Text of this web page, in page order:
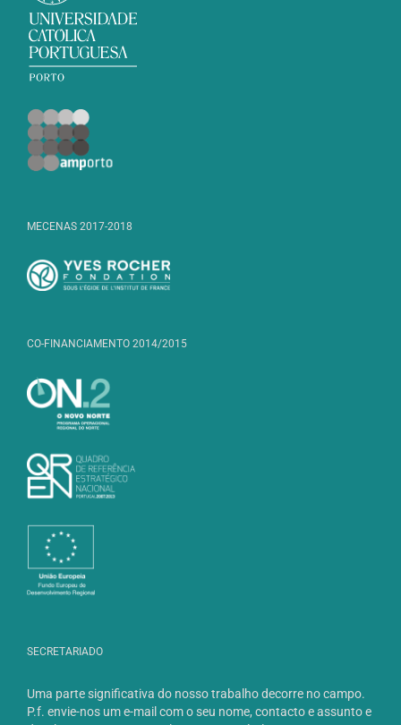
MECENAS 2017-2018
CO-FINANCIAMENTO 2014/2015
SECRETARIADO
Uma parte significativa do nosso trabalho decorre no campo.
P.f. envie-nos um e-mail com o seu nome, contacto e assunto e